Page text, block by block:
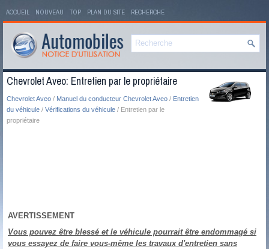
ACCUEIL NOUVEAU TOP PLAN DU SITE RECHERCHE
Chevrolet Aveo: Entretien par le propriétaire
Chevrolet Aveo / Manuel du conducteur Chevrolet Aveo / Entretien
du véhicule / Vérifications du véhicule / Entretien par le
propriétaire
AVERTISSEMENT
Vous pouvez être blessé et le véhicule pourrait être endommagé si
vous essayez de faire vous-même les travaux d'entretien sans